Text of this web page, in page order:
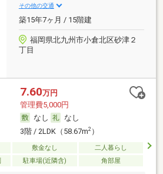
その他の交通
築15年7ヶ月 / 15階建
福岡県北九州市小倉北区砂津２
丁目
7.60万円
管理費5,000円
なし
なし
3階 / 2LDK（58.67m2）
敷金なし
二人暮らし
駐車場(近隣含) 角部屋